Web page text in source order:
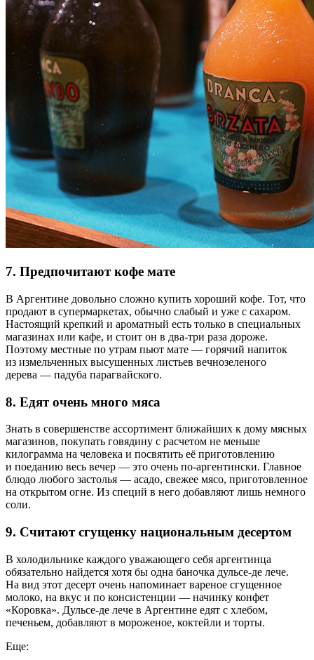
7. Предпочитают кофе мате
В Аргентине довольно сложно купить хороший кофе. Тот, что
продают в супермаркетах, обычно слабый и уже с сахаром.
Настоящий крепкий и ароматный есть только в специальных
магазинах или кафе, и стоит он в два-три раза дороже.
Поэтому местные по утрам пьют мате — горячий напиток
из измельченных высушенных листьев вечнозеленого
дерева — падуба парагвайского.
8. Едят очень много мяса
Знать в совершенстве ассортимент ближайших к дому мясных
магазинов, покупать говядину с расчетом не меньше
килограмма на человека и посвятить её приготовлению
и поеданию весь вечер — это очень по-аргентински. Главное
блюдо любого застолья — асадо, свежее мясо, приготовленное
на открытом огне. Из специй в него добавляют лишь немного
соли.
9. Считают сгущенку национальным десертом
В холодильнике каждого уважающего себя аргентинца
обязательно найдется хотя бы одна баночка дульсе-де лече.
На вид этот десерт очень напоминает вареное сгущенное
молоко, на вкус и по консистенции — начинку конфет
«Коровка». Дульсе-де лече в Аргентине едят с хлебом,
печеньем, добавляют в мороженое, коктейли и торты.
Еще: